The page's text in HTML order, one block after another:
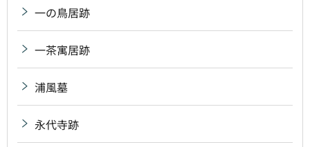
一の鳥居跡
一茶寓居跡
浦風墓
永代寺跡